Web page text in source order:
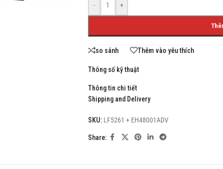
Hidden sidebar
Small categories menu
Products list view
With background
Category description
Infinit scrolling
Load more button
- +
so sánh Thêm vào yêu thích
Thông số kỹ thuật
Thông tin chi tiết
Shipping and Delivery
SKU: LF5261 + EH48001ADV
Share: